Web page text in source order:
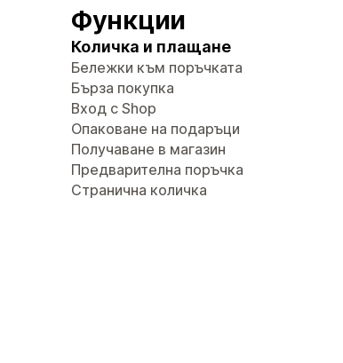
Функции
Количка и плащане
Бележки към поръчката
Бърза покупка
Вход с Shop
Опаковане на подаръци
Получаване в магазин
Предварителна поръчка
Странична количка